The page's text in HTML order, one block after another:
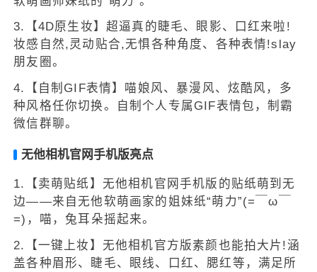
3.【4D原生妆】超逼真的睫毛、眼影、口红来啦!
妆感自然,灵动贴合,无惧各种角度、各种表情!slay
朋友圈。
4.【自制GIF表情】喵娘风、暴漫风、炫酷风，多
种风格任你切换。自制个人专属GIF表情包，制霸
微信群聊。
无他相机官网手机版亮点
1.【卖萌贴纸】无他相机官网手机版的贴纸萌到无
边——来自无他软萌画家的姐妹纸“萌力”(=￣ω￣
=)，喵，兔耳朵摇起来。
2.【一键上妆】无他相机官方版素颜也能拍大片!涵
盖各种眉形、睫毛、眼线、口红、腮红等，满足所